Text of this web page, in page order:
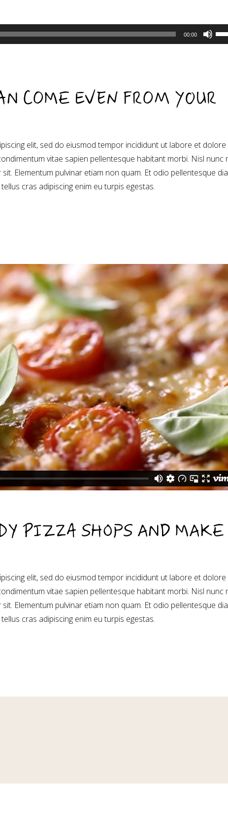
00:00
τα
να
COME EVEN FROM YOUR
elit, sed do eiusmod tempor incididunt ut labore et dolore
vitae sapien pellentesque habitant morbi. Nisl nunc
Elementum pulvinar etiam non quam. Et odio pellentesque
cras adipiscing enim eu turpis egestas.
PIZZA SHOPS AND MAKE
elit, sed do eiusmod tempor incididunt ut labore et dolore
vitae sapien pellentesque habitant morbi. Nisl nunc
Elementum pulvinar etiam non quam. Et odio pellentesque
cras adipiscing enim eu turpis egestas.